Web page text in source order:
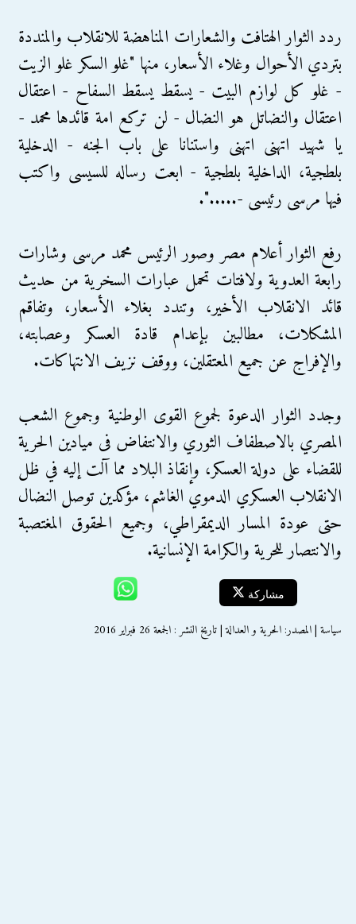
ردد الثوار الهتافت والشعارات المناهضة للانقلاب والمنددة
بتردي الأحوال وغلاء الأسعار، منها "غلو السكر غلو الزيت
- غلو كل لوازم البيت - يسقط يسقط السفاح - اعتقال
اعتقال والنضاتل هو النضال - لن تركع امة قائدها محمد -
يا شهيد اتهنى اتهنى واستنانا على باب الجنه - الدخلية
بلطجية، الداخلية بلطجية - ابعت رساله للسيسى واكتب
فيها مرسى رئيسى -.....".
رفع الثوار أعلام مصر وصور الرئيس محمد مرسى وشارات
رابعة العدوية ولافتات تحمل عبارات السخرية من حديث
قائد الانقلاب الأخير، وتندد بغلاء الأسعار، وتفاقم
المشكلات، مطالبين بإعدام قادة العسكر وعصابته،
والإفراج عن جميع المعتقلين، ووقف نزيف الانتهاكات.
وجدد الثوار الدعوة لجموع القوى الوطنية وجموع الشعب
المصري بالاصطفاف الثوري والانتفاض فى ميادين الحرية
للقضاء على دولة العسكر، وإنقاذ البلاد مما آلت إليه في ظل
الانقلاب العسكري الدموي الغاشم، مؤكدين توصل النضال
حتى عودة المسار الديمقراطي، وجميع الحقوق المغتصبة
والانتصار للحرية والكرامة الإنسانية.
مشاركة
سياسة | المصدر: الحرية و العدالة | تاريخ النشر : الجمعة 26 فبراير 2016